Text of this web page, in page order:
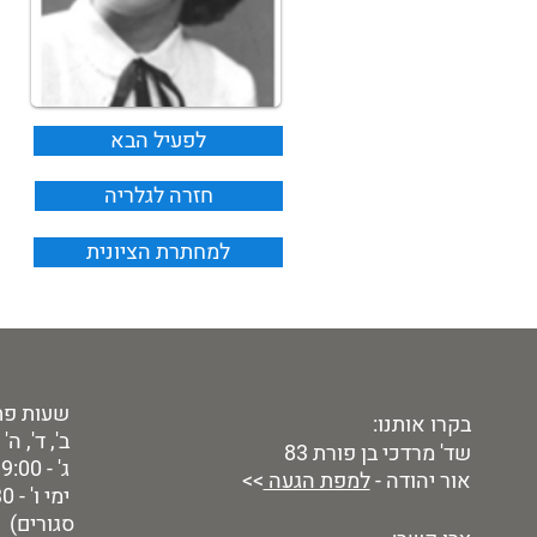
לפעיל הבא
חזרה לגלריה
למחתרת הציונית
שעות
ב', ד', ה' - 9:00 -
ג' - 9:00 - 19:00
סגורים)
בקרו אותנו:
שד' מרדכי בן פורת 83
אור יהודה -למפת הגעה>>